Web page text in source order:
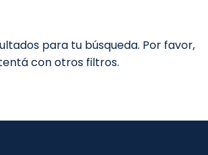
para tu búsqueda. Por favor,
con otros filtros.